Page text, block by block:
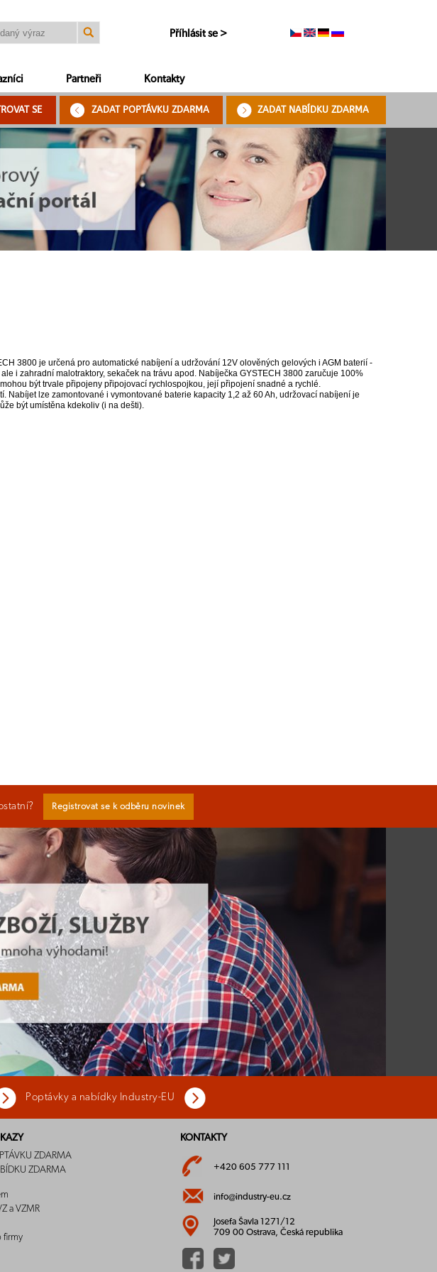
Příhlásit se >
Partneři Kontakty
SE ZADAT POPTÁVKU ZDARMA ZADAT NABÍDKU ZDARMA
3800 je určená pro automatické nabíjení a udržování 12V olověných gelových i AGM baterií -
i zahradní malotraktory, sekaček na trávu apod. Nabíječka GYSTECH 3800 zaručuje 100%
být trvale připojeny připojovací rychlospojkou, její připojení snadné a rychlé.
lze zamontované i vymontované baterie kapacity 1,2 až 60 Ah, udržovací nabíjení je
být umístěna kdekoliv (i na dešti).
Registrovat se k odběru novinek
Poptávky a nabídky Industry-EU
ZDARMA
ZDARMA
a VZMR
firmy
KONTAKTY
+420 605 777 111
info@industry-eu.cz
Josefa Šavla 1271/12
709 00 Ostrava, Česká republika